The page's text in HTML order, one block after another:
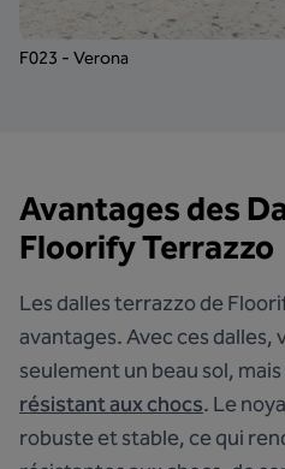
F023 - Verona
Avantages des
Floorify Terrazzo
Les dalles terrazzo de
avantages. Avec ces dalles,
seulement un beau sol, mais
résistant aux chocs. Le
robuste et stable, ce qui